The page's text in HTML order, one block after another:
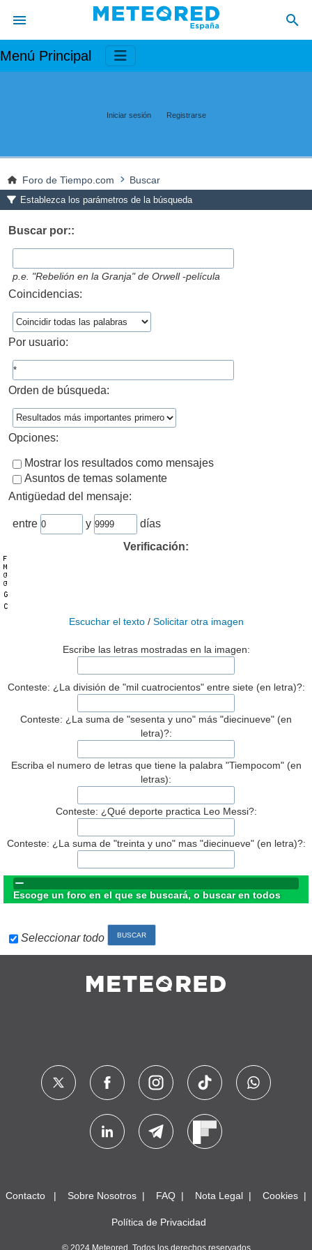
Menú Principal
Iniciar sesión Registrarse
Foro de Tiempo.com Buscar
Establezca los parámetros de la búsqueda
Buscar por::
p.e. "Rebelión en la Granja" de Orwell -película
Coincidencias:
Por usuario:
Orden de búsqueda:
Opciones:
Mostrar los resultados como mensajes
Asuntos de temas solamente
Antigüedad del mensaje:
entre y
días
Verificación:
Escuchar el texto/ Solicitar otra imagen
Escribe las letras mostradas en la imagen:
Conteste: ¿La división de "mil cuatrocientos" entre siete (en letra)?:
Conteste: ¿La suma de "sesenta y uno" más "diecinueve" (en
letra)?:
Escriba el numero de letras que tiene la palabra "Tiempocom" (en
letras):
Conteste: ¿Qué deporte practica Leo Messi?:
Conteste: ¿La suma de "treinta y uno" mas "diecinueve" (en letra)?:
Escoge un foro en el que se buscará, o buscar en todos
Seleccionar todo
Contacto Sobre Nosotros FAQ Nota Legal Cookies
Política de Privacidad
© 2024 Meteored. Todos los derechos reservados